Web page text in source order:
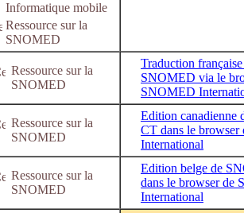
Informatique mobile
Ressource sur la
SNOMED
Ressource sur la
SNOMED
Traduction
SNOMED via le
SNOMED
Ressource sur la
SNOMED
Edition canadienne
CT dans le
International
Ressource sur la
SNOMED
Edition belge de
dans le browser de
International